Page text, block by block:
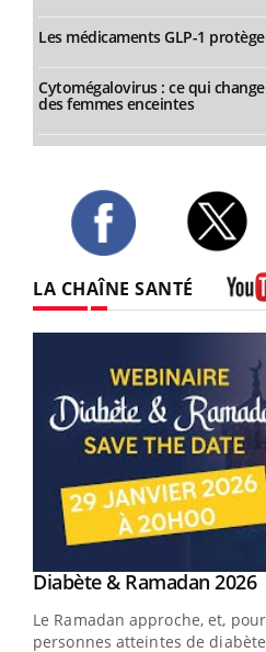
Les médicaments GLP-1
Cytomégalovirus : ce qui
des femmes enceintes